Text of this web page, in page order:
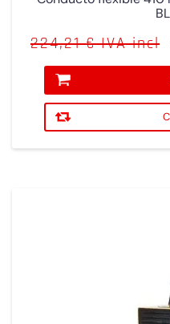
224,21 € IVA incl